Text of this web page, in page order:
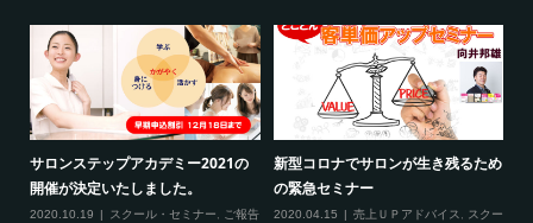
サロンステップアカデミー2021の
開催が決定いたしました。
2020.10.19 スクール・セミナー, ご報告
新型コロナでサロンが生き残るため
の緊急セミナー
2020.04.15 売上ＵＰアドバイス, スクー